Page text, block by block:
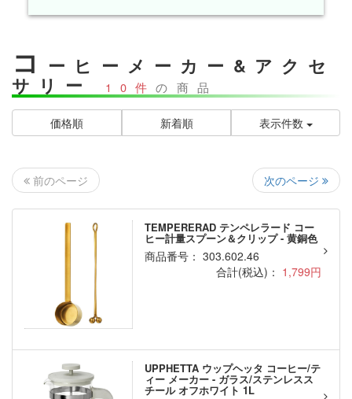
コ ーヒーメーカー&アクセ
サリー 10件の商品
価格順 新着順 表示件数
前のページ 次のページ
TEMPERERAD テンペレラード コー
ヒー計量スプーン＆クリップ - 黄銅色
商品番号： 303.602.46
合計(税込)： 1,799円
UPPHETTA ウップヘッタ コーヒー/テ
ィー メーカー - ガラス/ステンレスス
チール オフホワイト 1L